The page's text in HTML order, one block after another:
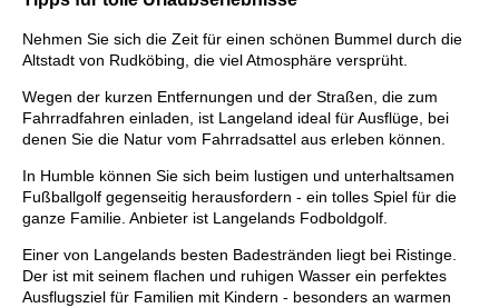
Nehmen Sie sich die Zeit für einen schönen Bummel durch die
Altstadt von Rudköbing, die viel Atmosphäre versprüht.
Wegen der kurzen Entfernungen und der Straßen, die zum
Fahrradfahren einladen, ist Langeland ideal für Ausflüge, bei
denen Sie die Natur vom Fahrradsattel aus erleben können.
In Humble können Sie sich beim lustigen und unterhaltsamen
Fußballgolf gegenseitig herausfordern - ein tolles Spiel für die
ganze Familie. Anbieter ist Langelands Fodboldgolf.
Einer von Langelands besten Badestränden liegt bei Ristinge.
Der ist mit seinem flachen und ruhigen Wasser ein perfektes
Ausflugsziel für Familien mit Kindern - besonders an warmen